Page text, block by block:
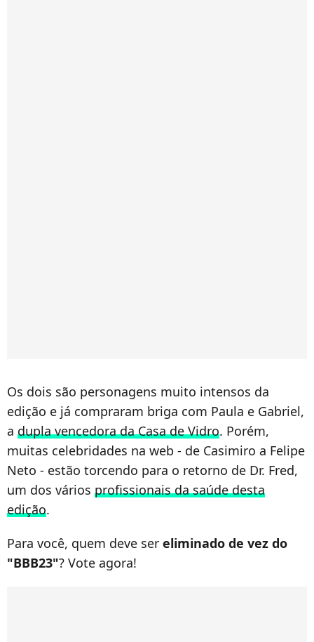
Os dois são personagens muito intensos da
edição e já compraram briga com Paula e Gabriel,
a dupla vencedora da Casa de Vidro. Porém,
muitas celebridades na web - de Casimiro a Felipe
Neto - estão torcendo para o retorno de Dr. Fred,
um dos vários profissionais da saúde desta
edição.
Para você, quem deve ser eliminado de vez do
"BBB23"? Vote agora!